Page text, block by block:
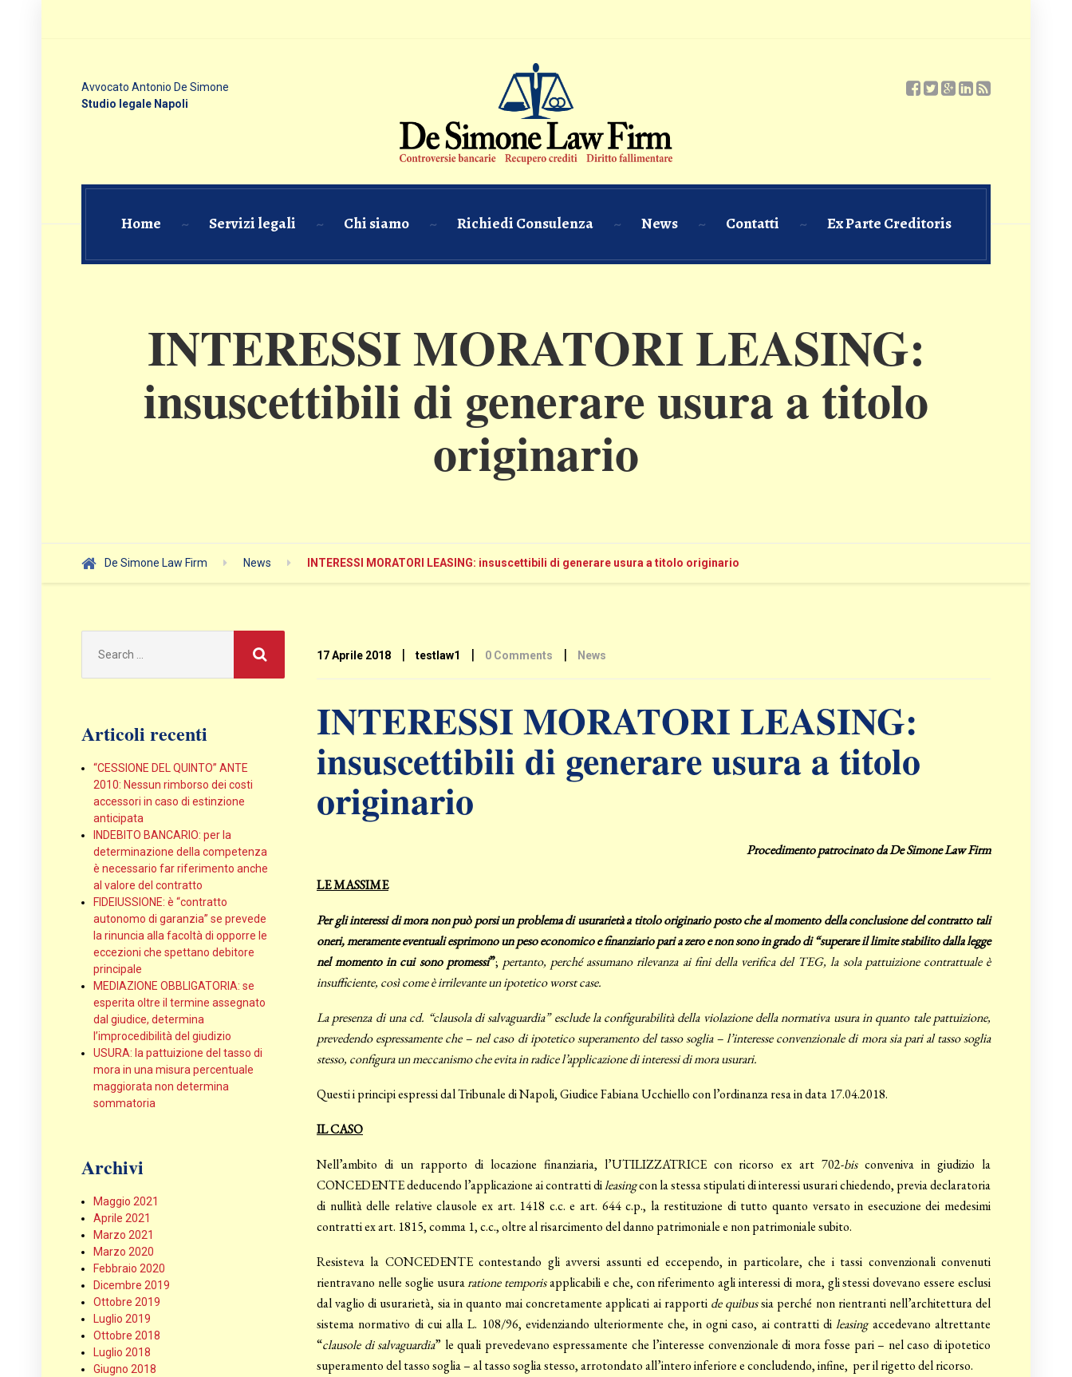
Avvocato Antonio De Simone
Studio legale Napoli
Home Servizi legali Chi siamo Richiedi Consulenza News Contatti Ex Parte Creditoris
INTERESSI MORATORI LEASING:
insuscettibili di generare usura a titolo
originario
De Simone Law Firm News INTERESSI MORATORI LEASING: insuscettibili di generare usura a titolo originario
17 Aprile 2018 | testlaw1 | 0 Comments | News
INTERESSI MORATORI LEASING:
insuscettibili di generare usura a titolo
originario
Procedimento patrocinato da De Simone Law Firm
LE MASSIME
Per gli interessi di mora non può porsi un problema di usurarietà a titolo originario posto che al momento della conclusione del contratto tali
oneri, meramente eventuali esprimono un peso economico e finanziario pari a zero e non sono in grado di “superare il limite stabilito dalla legge
nel momento in cui sono promessi”; pertanto, perché assumano rilevanza ai fini della verifica del TEG, la sola pattuizione contrattuale è
insufficiente, così come è irrilevante un ipotetico worst case.
La presenza di una cd. “clausola di salvaguardia” esclude la configurabilità della violazione della normativa usura in quanto tale pattuizione,
prevedendo espressamente che – nel caso di ipotetico superamento del tasso soglia – l’interesse convenzionale di mora sia pari al tasso soglia
stesso, configura un meccanismo che evita in radice l’applicazione di interessi di mora usurari.
Questi i principi espressi dal Tribunale di Napoli, Giudice Fabiana Ucchiello con l’ordinanza resa in data 17.04.2018.
IL CASO
Nell’ambito di un rapporto di locazione finanziaria, l’UTILIZZATRICE con ricorso ex art 702-bisconveniva in giudizio la
CONCEDENTE deducendo l’applicazione ai contratti dileasingcon la stessa stipulati di interessi usurari chiedendo, previa declaratoria
di nullità delle relative clausole ex art. 1418 c.c. e art. 644 c.p., la restituzione di tutto quanto versato in esecuzione dei medesimi
contratti ex art. 1815, comma 1, c.c., oltre al risarcimento del danno patrimoniale e non patrimoniale subito.
Resisteva la CONCEDENTE contestando gli avversi assunti ed eccependo, in particolare, che i tassi convenzionali convenuti
rientravano nelle soglie usuraratione temporisapplicabili e che, con riferimento agli interessi di mora, gli stessi dovevano essere esclusi
dal vaglio di usurarietà, sia in quanto mai concretamente applicati ai rapporti de quibussia perché non rientranti nell’architettura del
sistema normativo di cui alla L. 108/96, evidenziando ulteriormente che, in ogni caso, ai contratti dileasingaccedevano altrettante
“clausole di salvaguardia” le quali prevedevano espressamente che l’interesse convenzionale di mora fosse pari – nel caso di ipotetico
superamento del tasso soglia – al tasso soglia stesso, arrotondato all’intero inferiore e concludendo, infine, per il rigetto del ricorso.
for:
Articoli recenti
“CESSIONE DEL QUINTO” ANTE
2010: Nessun rimborso dei costi
accessori in caso di estinzione
anticipata
INDEBITO BANCARIO: per la
determinazione della competenza
è necessario far riferimento anche
al valore del contratto
FIDEIUSSIONE: è “contratto
autonomo di garanzia” se prevede
la rinuncia alla facoltà di opporre le
eccezioni che spettano debitore
principale
MEDIAZIONE OBBLIGATORIA: se
esperita oltre il termine assegnato
dal giudice, determina
l’improcedibilità del giudizio
USURA: la pattuizione del tasso di
mora in una misura percentuale
maggiorata non determina
sommatoria
Archivi
Maggio 2021
Aprile 2021
Marzo 2021
Marzo 2020
Febbraio 2020
Dicembre 2019
Ottobre 2019
Luglio 2019
Ottobre 2018
Luglio 2018
Giugno 2018